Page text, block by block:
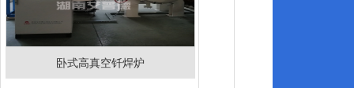
卧式高真空钎焊炉